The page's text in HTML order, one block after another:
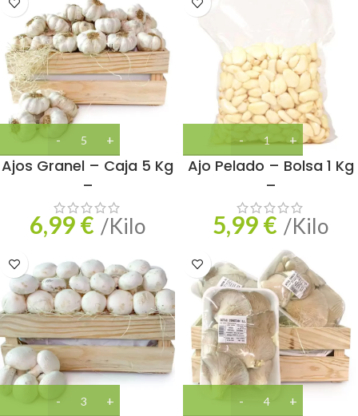
Ajos Granel – Caja 5 Kg
–
6,99€ /Kilo
Ajo Pelado – Bolsa 1 Kg
–
5,99€ /Kilo